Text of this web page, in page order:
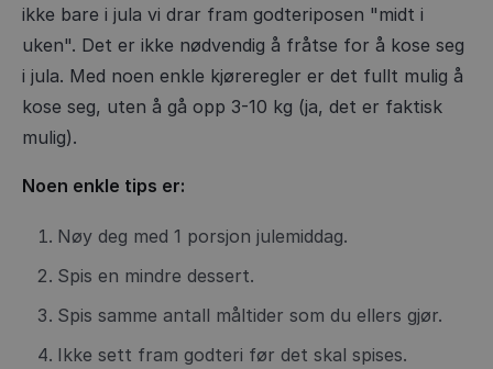
ikke bare i jula vi drar fram godteriposen "midt i
uken". Det er ikke nødvendig å fråtse for å kose seg
i jula. Med noen enkle kjøreregler er det fullt mulig å
kose seg, uten å gå opp 3-10 kg (ja, det er faktisk
mulig).
Noen enkle tips er:
Nøy deg med 1 porsjon julemiddag.
Spis en mindre dessert.
Spis samme antall måltider som du ellers gjør.
Ikke sett fram godteri før det skal spises.